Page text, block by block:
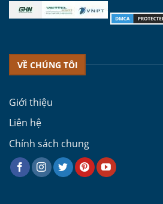
VỀ CHÚNG TÔI
Giới thiệu
Liên hệ
Chính sách chung